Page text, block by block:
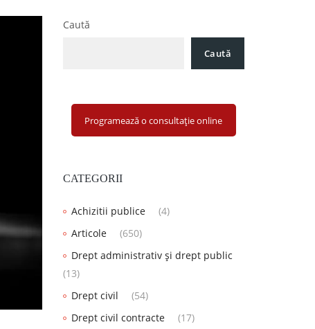
Caută
Caută
Programează o consultație online
CATEGORII
Achizitii publice
(4)
Articole
(650)
Drept administrativ și drept public
(13)
Drept civil
(54)
Drept civil contracte
(17)